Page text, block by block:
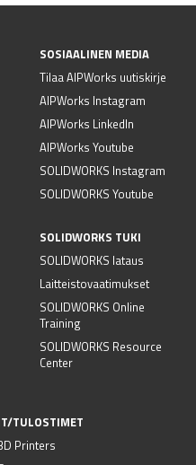
SOSIAALINEN MEDIA
Tilaa AIPWorks uutiskirje
AIPWorks Instagram
AIPWorks LinkedIn
AIPWorks Youtube
SOLIDWORKS Instagram
SOLIDWORKS Youtube
SOLIDWORKS TUKI
SOLIDWORKS lataus
Laitteistovaatimukset
SOLIDWORKS Online
Training
SOLIDWORKS Resource
Center
TULOSTIMET
Printers